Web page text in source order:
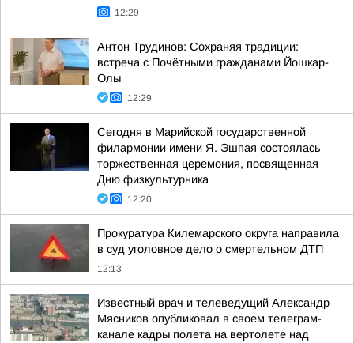
12:29
Антон Трудинов: Сохраняя традиции:
встреча с Почётными гражданами Йошкар-
Олы
12:29
Сегодня в Марийской государственной
филармонии имени Я. Эшпая состоялась
торжественная церемония, посвященная
Дню физкультурника
12:20
Прокуратура Килемарского округа направила
в суд уголовное дело о смертельном ДТП
12:13
Известный врач и телеведущий Александр
Мясников опубликовал в своем телеграм-
канале кадры полета на вертолете над